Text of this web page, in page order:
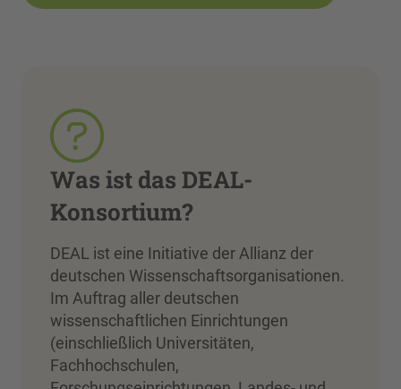
Was ist das DEAL-
Konsortium?
DEAL ist eine Initiative der Allianz der
deutschen Wissenschaftsorganisationen.
Im Auftrag aller deutschen
wissenschaftlichen Einrichtungen
(einschließlich Universitäten,
Fachhochschulen,